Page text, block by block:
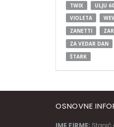
TWIX
ULJU
VIOLETA
ZANETTI
ZA VEDAR DAN
ŠTARK
OSNOVNE